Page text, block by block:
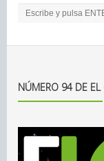
NÚMERO 94 DE EL